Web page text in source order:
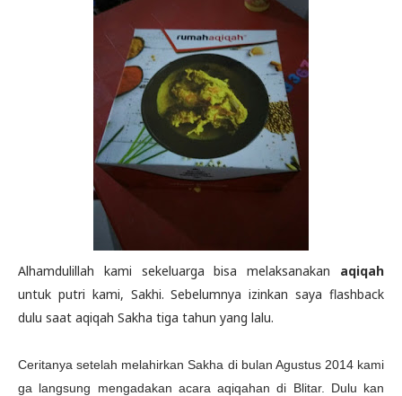
Alhamdulillah kami sekeluarga bisa melaksanakan aqiqah
untuk putri kami, Sakhi. Sebelumnya izinkan saya flashback
dulu saat aqiqah Sakha tiga tahun yang lalu.
Ceritanya setelah melahirkan Sakha di bulan Agustus 2014 kami
ga langsung mengadakan acara aqiqahan di Blitar. Dulu kan